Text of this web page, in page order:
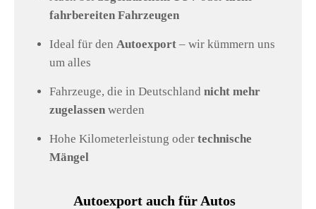
fahrbereiten Fahrzeugen
Ideal für den Autoexport – wir kümmern uns
um alles
Fahrzeuge, die in Deutschland nicht mehr
zugelassen werden
Hohe Kilometerleistung oder technische
Mängel
Autoexport auch für Autos